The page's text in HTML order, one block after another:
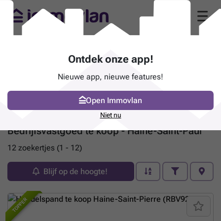
Bedrijfsvastgoed te koop - Haine-Saint-Paul
12 zoekertjes (1 - 12)
Blijf op de hoogte!
TOPPER
Ontdek onze app!
Nieuwe app, nieuwe features!
Open Immovlan
Niet nu